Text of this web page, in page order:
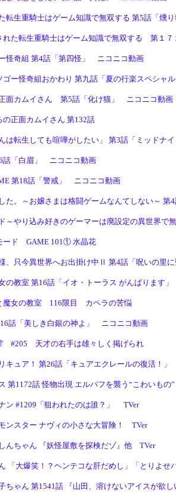
転生重騎士はゲーム知識で無双する 第5話「燻
れた転生重騎士はゲーム知識で無双する 第１７
怪奇組 第4話「第四怪」 ニコニコ動画
ゴー怪奇組おかわり 第九話「夏の行楽スペシャ
面カムイさん 第5話「化け猫」 ニコニコ動画
の正面カムイさん 第132話
んは転生しても喧嘩がしたい」 第3話「ミッドナ
話「白眉」 ニコニコ動画
第18話「警戒」 ニコニコ動画
た。～お嬢さまは格闘ゲームなんてしない～
～やり込み好きのゲーマーは廃設定の異世界で
ード GAME 101① 水晶花
、只今異世界へお出掛け中Ⅱ 第4話「呪いの里
の教室 第16話「イオ・トーラス がんばります
魔女の教室 116限目 カペラの苦悩
話「美しき白銀の神よ」 ニコニコ動画
#205 天才の右手は雄々しく掲げられ
キュア！ 第26話「キュアエクレールの復活！
第1172話 怪物出現 エルバフを襲う“こわいも
ン #1209「狙われたのは誰？」 TVer
ンスター ナヴィの小さな大冒険！ TVer
んちゃん 『妖怪屋敷を探検だゾ』他 TVer
「大爆笑！？ヘンテコな肝だめし」「とりよ
ちゃん 第1541話 『山田、溶けないアイスが欲